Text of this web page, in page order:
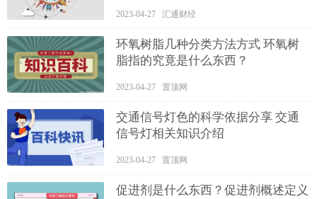
镑，预估14.6亿英镑。股票业务收入
7.04亿英镑，预估8.64亿英镑。利润
总额72.4亿英镑，预估68.2亿英镑-全
球热资讯
2023-04-27 汇通财经
环氧树脂几种分类方法方式 环氧树
脂指的究竟是什么东西？
2023-04-27 置顶网
交通信号灯色的科学依据分享 交通
信号灯相关知识介绍
2023-04-27 置顶网
促进剂是什么东西？促进剂概述定义